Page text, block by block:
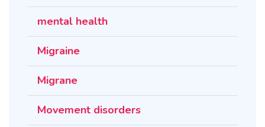
mental health
Migraine
Migrane
Movement disorders